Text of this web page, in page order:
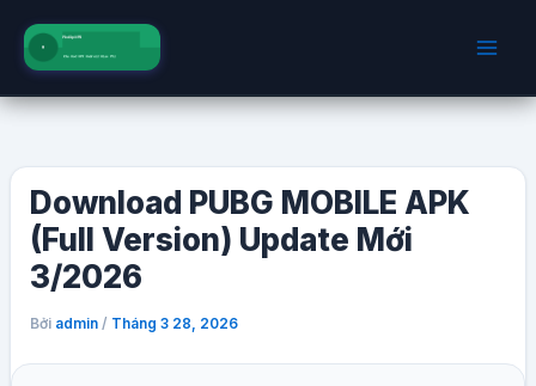
dung
Download PUBG MOBILE APK
(Full Version) Update Mới
3/2026
Bởi admin / Tháng 3 28, 2026